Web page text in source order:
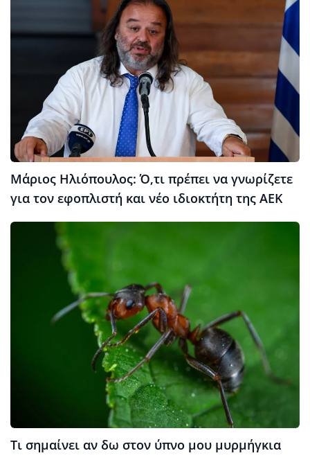
Μάριος Ηλιόπουλος: Ό,τι πρέπει να γνωρίζετε
για τον εφοπλιστή και νέο ιδιοκτήτη της ΑΕΚ
Τι σημαίνει αν δω στον ύπνο μου μυρμήγκια